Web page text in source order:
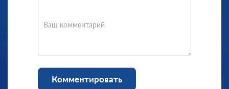
Ваш комментарий
Комментировать